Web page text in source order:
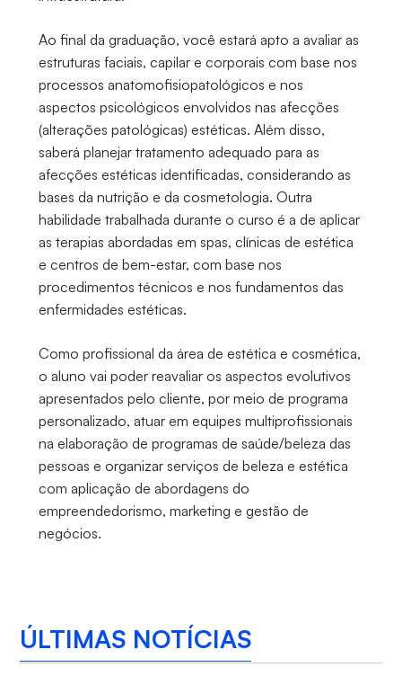
Ao final da graduação, você estará apto a avaliar as
estruturas faciais, capilar e corporais com base nos
processos anatomofisiopatológicos e nos
aspectos psicológicos envolvidos nas afecções
(alterações patológicas) estéticas. Além disso,
saberá planejar tratamento adequado para as
afecções estéticas identificadas, considerando as
bases da nutrição e da cosmetologia. Outra
habilidade trabalhada durante o curso é a de aplicar
as terapias abordadas em spas, clínicas de estética
e centros de bem-estar, com base nos
procedimentos técnicos e nos fundamentos das
enfermidades estéticas.
Como profissional da área de estética e cosmética,
o aluno vai poder reavaliar os aspectos evolutivos
apresentados pelo cliente, por meio de programa
personalizado, atuar em equipes multiprofissionais
na elaboração de programas de saúde/beleza das
pessoas e organizar serviços de beleza e estética
com aplicação de abordagens do
empreendedorismo, marketing e gestão de
negócios.
ÚLTIMAS NOTÍCIAS